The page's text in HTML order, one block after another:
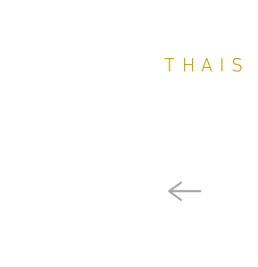
THAIS